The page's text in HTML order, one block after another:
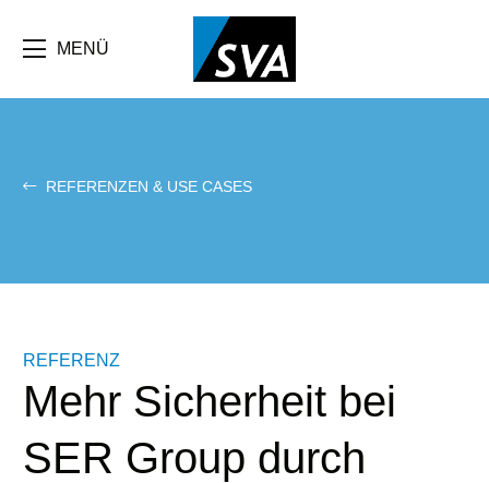
Inhalt
MENÜ
REFERENZEN & USE CASES
REFERENZ
Mehr Sicherheit bei
SER Group durch